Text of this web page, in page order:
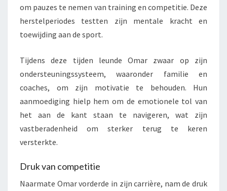
om pauzes te nemen van training en competitie. Deze
herstelperiodes testten zijn mentale kracht en
toewijding aan de sport.
Tijdens deze tijden leunde Omar zwaar op zijn
ondersteuningssysteem, waaronder familie en
coaches, om zijn motivatie te behouden. Hun
aanmoediging hielp hem om de emotionele tol van
het aan de kant staan te navigeren, wat zijn
vastberadenheid om sterker terug te keren
versterkte.
Druk van competitie
Naarmate Omar vorderde in zijn carrière, nam de druk